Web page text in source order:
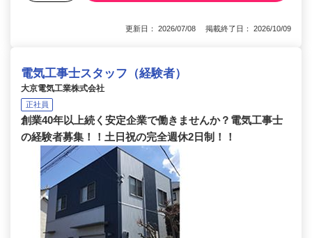
更新日： 2026/07/08 掲載終了日： 2026/10/09
電気工事士スタッフ（経験者）
大京電気工業株式会社
正社員
創業40年以上続く安定企業で働きませんか？電気工事士
の経験者募集！！土日祝の完全週休2日制！！